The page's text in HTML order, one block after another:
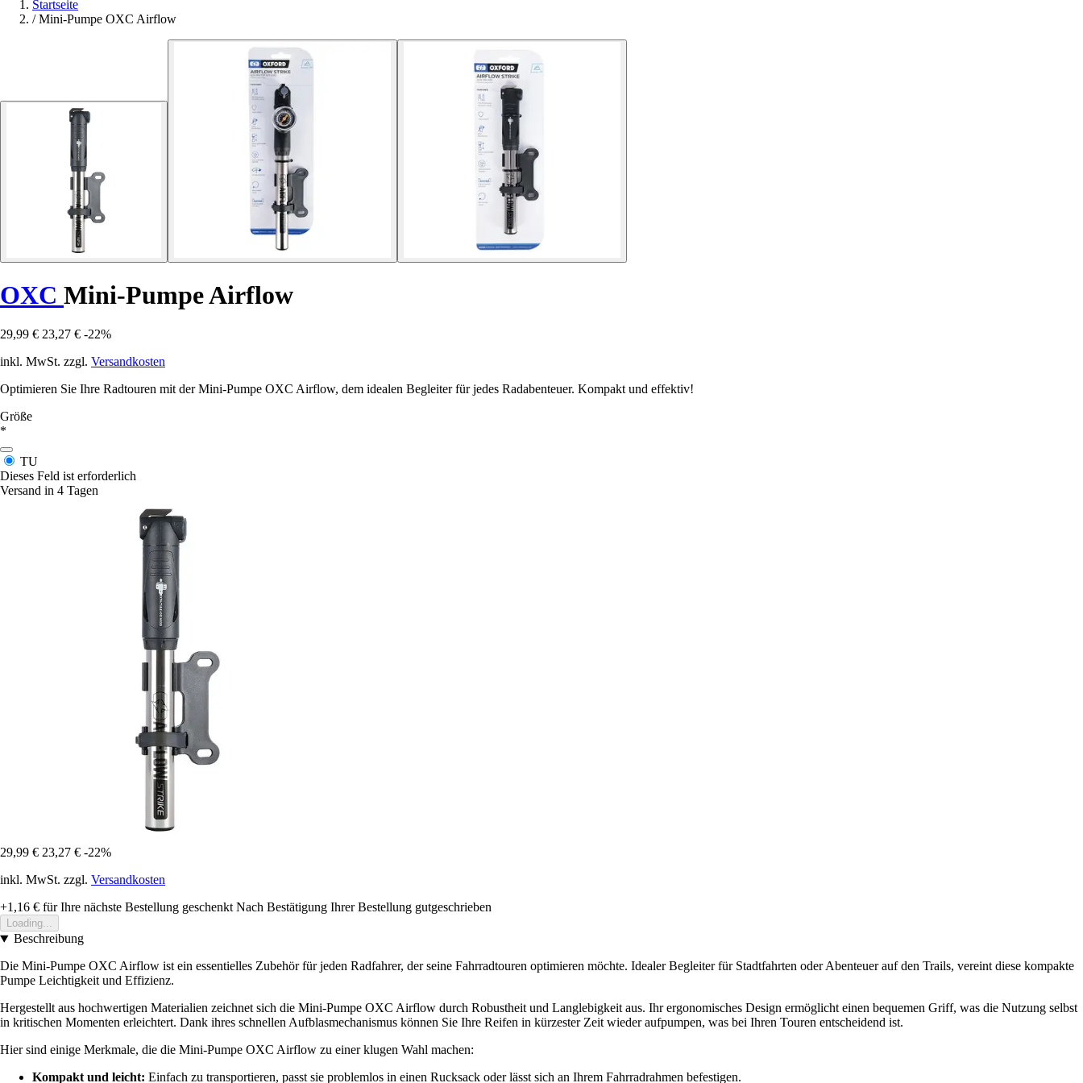
Startseite
/ Mini-Pumpe OXC Airflow
OXC Mini-Pumpe Airflow
29,99 € 23,27 € -22%
inkl. MwSt. zzgl. Versandkosten
Optimieren Sie Ihre Radtouren mit der Mini-Pumpe OXC Airflow, dem idealen Begleiter für jedes Radabenteuer. Kompakt und effektiv!
Größe
*
TU
Dieses Feld ist erforderlich
Versand in 4 Tagen
29,99 € 23,27 € -22%
inkl. MwSt. zzgl. Versandkosten
+1,16 € für Ihre nächste Bestellung geschenkt Nach Bestätigung Ihrer Bestellung gutgeschrieben
Loading...
Beschreibung
Die Mini-Pumpe OXC Airflow ist ein essentielles Zubehör für jeden Radfahrer, der seine Fahrradtouren optimieren möchte. Idealer Begleiter für Stadtfahrten oder Abenteuer auf den Trails, vereint diese kompakte
Pumpe Leichtigkeit und Effizienz.
Hergestellt aus hochwertigen Materialien zeichnet sich die Mini-Pumpe OXC Airflow durch Robustheit und Langlebigkeit aus. Ihr ergonomisches Design ermöglicht einen bequemen Griff, was die Nutzung selbst
in kritischen Momenten erleichtert. Dank ihres schnellen Aufblasmechanismus können Sie Ihre Reifen in kürzester Zeit wieder aufpumpen, was bei Ihren Touren entscheidend ist.
Hier sind einige Merkmale, die die Mini-Pumpe OXC Airflow zu einer klugen Wahl machen:
Kompakt und leicht: Einfach zu transportieren, passt sie problemlos in einen Rucksack oder lässt sich an Ihrem Fahrradrahmen befestigen.